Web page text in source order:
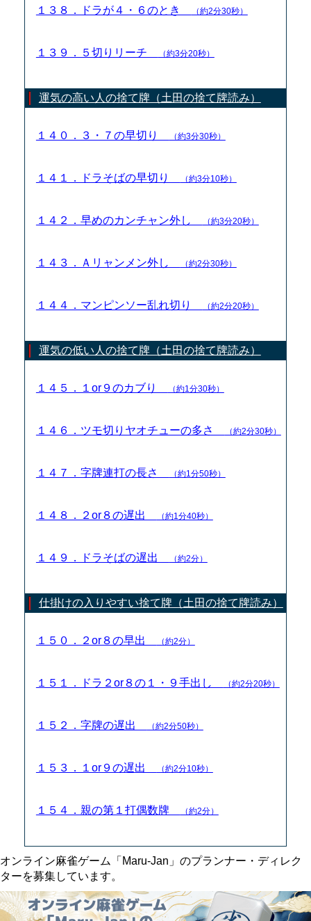
１３８．ドラが４・６のとき （約2分30秒）
１３９．５切りリーチ （約3分20秒）
運気の高い人の捨て牌（土田の捨て牌読み）
１４０．３・７の早切り （約3分30秒）
１４１．ドラそばの早切り （約3分10秒）
１４２．早めのカンチャン外し （約3分20秒）
１４３．Ａリャンメン外し （約2分30秒）
１４４．マンピンソー乱れ切り （約2分20秒）
運気の低い人の捨て牌（土田の捨て牌読み）
１４５．１or９のカブり （約1分30秒）
１４６．ツモ切りヤオチューの多さ （約2分30秒）
１４７．字牌連打の長さ （約1分50秒）
１４８．２or８の遅出 （約1分40秒）
１４９．ドラそばの遅出 （約2分）
仕掛けの入りやすい捨て牌（土田の捨て牌読み）
１５０．２or８の早出 （約2分）
１５１．ドラ２or８の１・９手出し （約2分20秒）
１５２．字牌の遅出 （約2分50秒）
１５３．１or９の遅出 （約2分10秒）
１５４．親の第１打偶数牌 （約2分）
オンライン麻雀ゲーム「Maru-Jan」のプランナー・ディレク
ターを募集しています。